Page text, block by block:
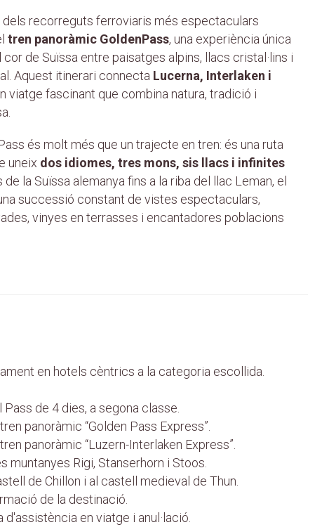
dels recorreguts ferroviaris més espectaculars
tren panoràmic GoldenPass, una experiència única
de Suïssa entre paisatges alpins, llacs cristal·lins i
Aquest itinerari connecta Lucerna, Interlaken i
viatge fascinant que combina natura, tradició i
és molt més que un trajecte en tren: és una ruta
uneix dos idiomes, tres mons, sis llacs i infinites
de la Suïssa alemanya fins a la riba del llac Leman, el
successió constant de vistes espectaculars,
vinyes en terrasses i encantadores poblacions
en hotels cèntrics a la categoria escollida.
de 4 dies, a segona classe.
panoràmic “Golden Pass Express”.
panoràmic “Luzern-Interlaken Express”.
muntanyes Rigi, Stanserhorn i Stoos.
de Chillon i al castell medieval de Thun.
de la destinació.
d'assistència en viatge i anul·lació.